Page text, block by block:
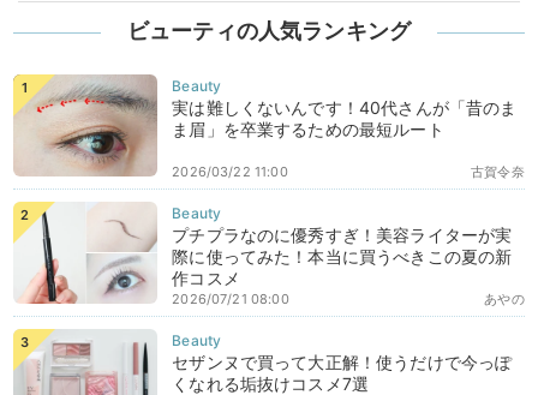
ビューティの人気ランキング
実は難しくないんです！40代さんが「昔のま
ま眉」を卒業するための最短ルート
古賀令奈
2026/03/22 11:00
プチプラなのに優秀すぎ！美容ライターが実
際に使ってみた！本当に買うべきこの夏の新
作コスメ
あやの
2026/07/21 08:00
セザンヌで買って大正解！使うだけで今っぽ
くなれる垢抜けコスメ7選